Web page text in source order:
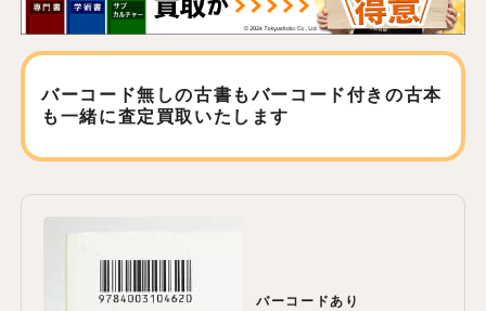
バーコード無しの古書もバーコード付きの古本
も 一緒に査定買取いたします
バーコードあり